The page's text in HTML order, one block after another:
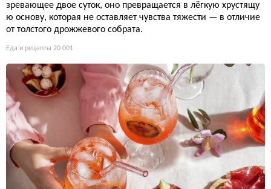
зревающее двое суток, оно превращается в лёгкую хрустящу
ю основу, которая не оставляет чувства тяжести — в отличие
от толстого дрожжевого собрата.
Еда и рецепты 20 001